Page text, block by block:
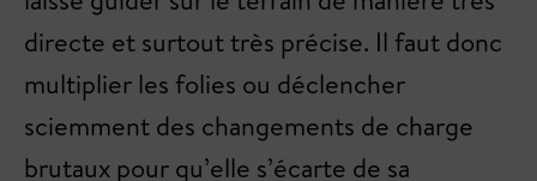
directe et surtout très précise. Il faut donc
multiplier les folies ou déclencher
sciemment des changements de charge
brutaux pour qu’elle s’écarte de sa